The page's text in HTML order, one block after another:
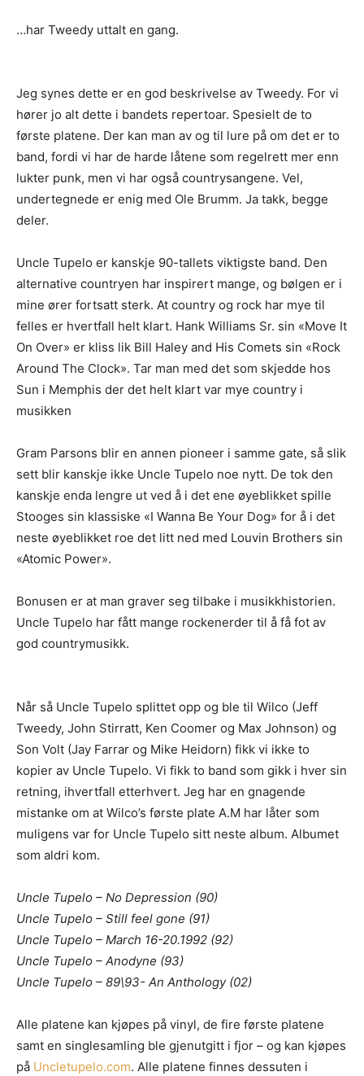
Les bloggen.Passer din musikk inn blant platene vi skriver
på. På den måten slipper både du og vi å kaste bort tid.
Musikken din passer inn. Kult! Send oss en epost på
review@musikkbloggen.no
Den bør som MINIMUM inneholde følgende:
Litt om deg. Om prosjektet ditt, og når det er release osv.
Link til et sted der vi kan høre et eksempel uten å
er Spotify og Tidal.)
Platen som nedlastbar MP3. Dropbox er fint, eller et av
de andre hundrevis av fildelingsverktøyene som finnes. En
stream på Soundcloud er fint, men vi vil uansettpå et
tidspunkt spørre deg om MP3er hvis musikken skal
vurderes.
sted å høre musikken . Flere i redaksjonen styrer unna
disse stedene, så henvendelser med linker dit som eneste
Gjerne en link til en EPK som beskriver prosjektet ditt.
Og gjerne linker til din nettside eller en Facebookside hvor
vi kan lese litt mer om deg.
Link til nedlastbare pressebilder. Og coverbilde til platen.
Det er lov å purre oss opp etter en liten stund.
Erfaringsmessig så er det uhyre vanskelig å få hørt og sjekket
din er godt innafor.
Og vi er hverken så strenge eller skumle som disse punktene
skulle tilsi
…har Tweedy uttalt en gang.
Jeg synes dette er en god beskrivelse av Tweedy. For vi
hører jo alt dette i bandets repertoar. Spesielt de to
første platene. Der kan man av og til lure på om det er to
band, fordi vi har de harde låtene som regelrett mer enn
lukter punk, men vi har også countrysangene. Vel,
undertegnede er enig med Ole Brumm. Ja takk, begge
deler.
Uncle Tupelo er kanskje 90-tallets viktigste band. Den
alternative countryen har inspirert mange, og bølgen er i
mine ører fortsatt sterk. At country og rock har mye til
felles er hvertfall helt klart. Hank Williams Sr. sin «Move It
On Over» er kliss lik Bill Haley and His Comets sin «Rock
Around The Clock». Tar man med det som skjedde hos
Sun i Memphis der det helt klart var mye country i
musikken
Gram Parsons blir en annen pioneer i samme gate, så slik
sett blir kanskje ikke Uncle Tupelo noe nytt. De tok den
kanskje enda lengre ut ved å i det ene øyeblikket spille
Stooges sin klassiske «I Wanna Be Your Dog» for å i det
neste øyeblikket roe det litt ned med Louvin Brothers sin
«Atomic Power».
Bonusen er at man graver seg tilbake i musikkhistorien.
Uncle Tupelo har fått mange rockenerder til å få fot av
god countrymusikk.
Når så Uncle Tupelo splittet opp og ble til Wilco (Jeff
Tweedy, John Stirratt, Ken Coomer og Max Johnson) og
Son Volt (Jay Farrar og Mike Heidorn) fikk vi ikke to
kopier av Uncle Tupelo. Vi fikk to band som gikk i hver sin
retning, ihvertfall etterhvert. Jeg har en gnagende
mistanke om at Wilco’s første plate A.M har låter som
muligens var for Uncle Tupelo sitt neste album. Albumet
som aldri kom.
Uncle Tupelo – No Depression (90)
Uncle Tupelo – Still feel gone (91)
Uncle Tupelo – March 16-20.1992 (92)
Uncle Tupelo – Anodyne (93)
Uncle Tupelo – 89\93- An Anthology (02)
Alle platene kan kjøpes på vinyl, de fire første platene
samt en singlesamling ble gjenutgitt i fjor – og kan kjøpes
på Uncletupelo.com. Alle platene finnes dessuten i